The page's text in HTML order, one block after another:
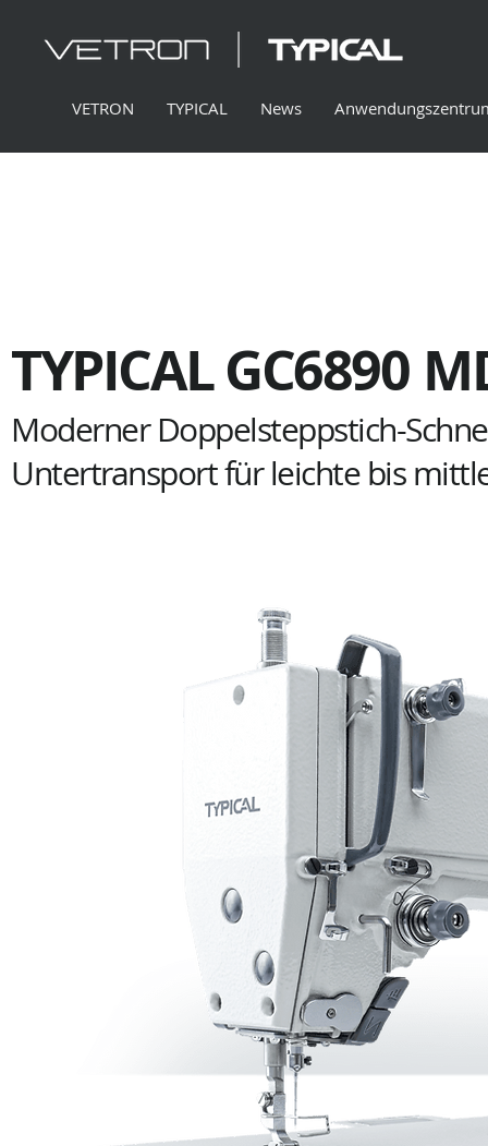
VETRON TYPICAL News
TYPICAL GC6890
Moderner Doppelsteppstich-
Untertransport für leichte bis